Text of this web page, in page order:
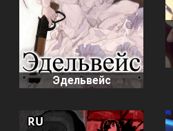
Эдельвейс
RU